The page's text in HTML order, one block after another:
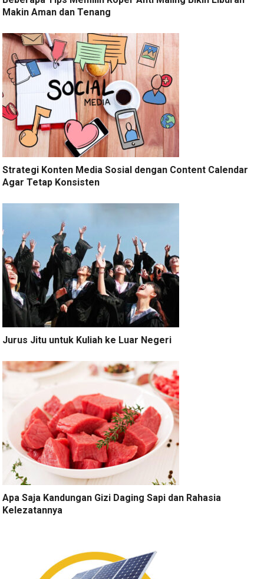
Makin Aman dan Tenang
Strategi Konten Media Sosial dengan Content Calendar
Agar Tetap Konsisten
Jurus Jitu untuk Kuliah ke Luar Negeri
Apa Saja Kandungan Gizi Daging Sapi dan Rahasia
Kelezatannya